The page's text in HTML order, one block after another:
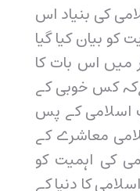
کی بنیاد اس
کو بیان کیا گیا
میں اس بات کا
کس خوبی کے
اسلامی کے پس
معاشرے کے
کی اہمیت کو
کا دنیا کے